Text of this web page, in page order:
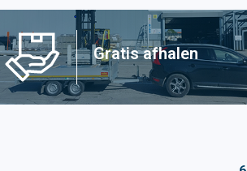
Gratis afhalen